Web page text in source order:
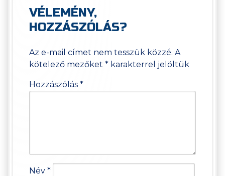
VÉLEMÉNY,
HOZZÁSZÓLÁS?
Az e-mail címet nem tesszük közzé. A
kötelező mezőket * karakterrel jelöltük
Hozzászólás *
Név *